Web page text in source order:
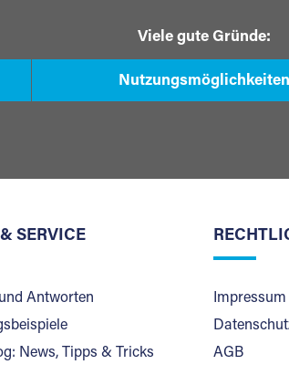
Viele gute Gründe:
Nutzungsmöglichkeiten
SERVICE
Antworten
News, Tipps & Tricks
Impressum
AGB